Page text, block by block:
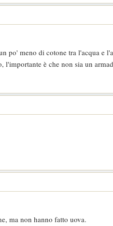
po' meno di cotone tra l'acqua e
l'importante è che non sia un
ma non hanno fatto uova.